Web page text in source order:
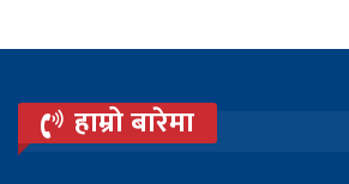
हाम्रो बारेमा